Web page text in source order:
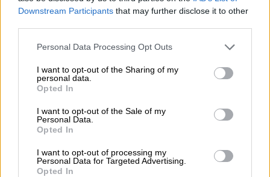
Downstream Participants that may further disclose it to other
Please note that this website/app uses one or more Google
not limited to your visit or usage behaviour. You may click to
grant or deny consent to Google and its third-party tags to
use your data for below specified purposes in below Google
consent section.
Personal Data Processing Opt Outs
I want to opt-out of the Sharing of my
personal data.
Opted In
I want to opt-out of the Sale of my
Personal Data.
Opted In
I want to opt-out of processing my
Personal Data for Targeted Advertising.
Opted In
Υπάρχει η δυνατότητα εφάπαξ πληρωμής του
ΕΝΦΙΑ 2026, ωστόσο δεν προβλέπεται
κάποια έκπτωση. Ακολουθούν όλοι οι
τρόποι πληρωμής του εκκαθαριστικού:
IRIS, χρεωστική ή πιστωτική κάρτα μέσω:
Είσοδος στην ψηφιακή πύλη myAADE
(myaade.gov.gr)
Κλικ στο «Ο Λογαριασμός μου (Οφειλές,
Πληρωμές & Επιστροφές)»
Είσοδος με κωδικούς Taxisnet